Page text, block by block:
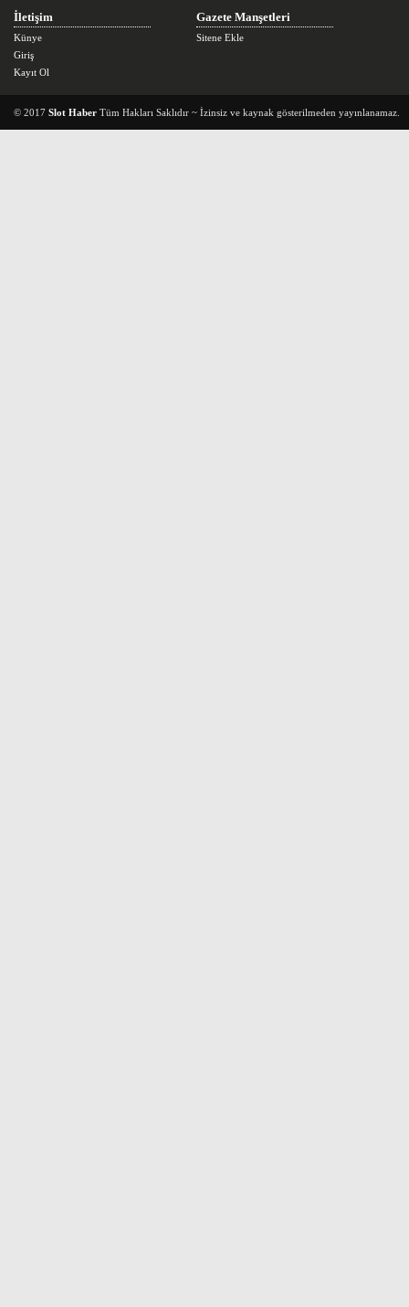
İletişim
Künye
Giriş
Kayıt Ol
Gazete Manşetleri
Sitene Ekle
© 2017 Slot Haber Tüm Hakları Saklıdır ~ İzinsiz ve kaynak gösterilmeden yayınlanamaz.